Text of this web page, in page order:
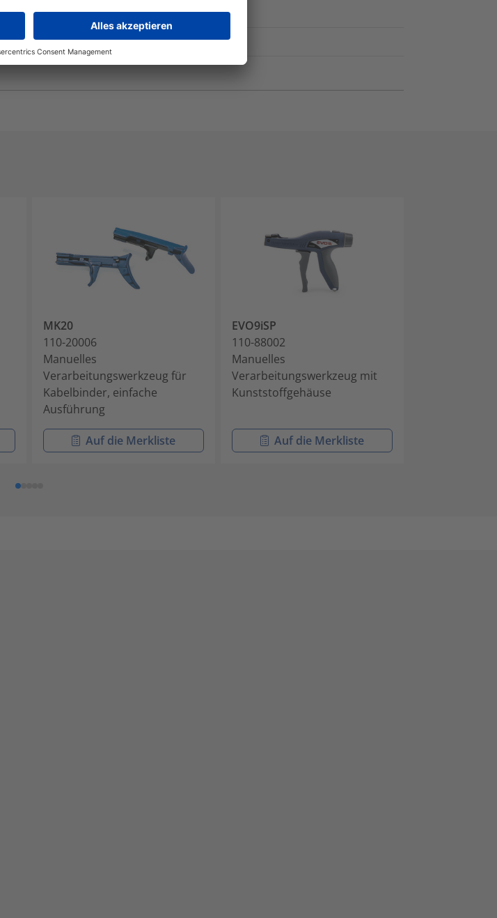
MK20
110-20006
Manuelles
Verarbeitungswerkzeug für
Kabelbinder, einfache
Ausführung
Auf die Merkliste
EVO9iSP
110-88002
Manuelles
Verarbeitungswerkzeug mit
Kunststoffgehäuse
Auf die Merkliste